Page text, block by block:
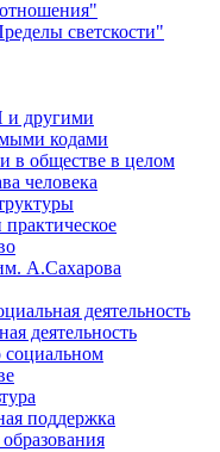
светскости"
и другими
кодами
в обществе в целом
человека
А.Сахарова
деятельность
деятельность
поддержка